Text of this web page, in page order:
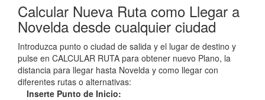
Calcular Nueva Ruta como Llegar a
Novelda desde cualquier ciudad
Introduzca punto o ciudad de salida y el lugar de destino y
pulse en CALCULAR RUTA para obtener nuevo Plano, la
distancia para llegar hasta Novelda y como llegar con
diferentes rutas o alternativas:
Inserte Punto de Inicio: